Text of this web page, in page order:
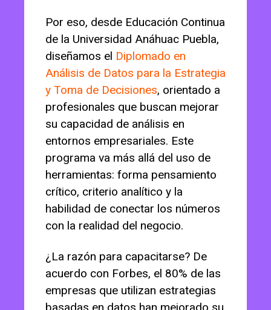
Por eso, desde Educación Continua
de la Universidad Anáhuac Puebla,
diseñamos el Diplomado en
Análisis de Datos para la Estrategia
y Toma de Decisiones, orientado a
profesionales que buscan mejorar
su capacidad de análisis en
entornos empresariales. Este
programa va más allá del uso de
herramientas: forma pensamiento
crítico, criterio analítico y la
habilidad de conectar los números
con la realidad del negocio.
¿La razón para capacitarse? De
acuerdo con Forbes, el 80% de las
empresas que utilizan estrategias